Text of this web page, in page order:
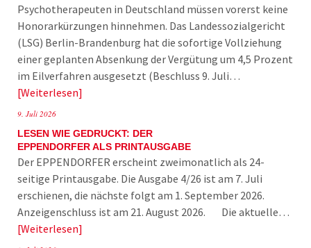
Psychotherapeuten in Deutschland müssen vorerst keine
Honorarkürzungen hinnehmen. Das Landessozialgericht
(LSG) Berlin-Brandenburg hat die sofortige Vollziehung
einer geplanten Absenkung der Vergütung um 4,5 Prozent
im Eilverfahren ausgesetzt (Beschluss 9. Juli…
Weiterlesen
9. Juli 2026
LESEN WIE GEDRUCKT: DER
EPPENDORFER ALS PRINTAUSGABE
Der EPPENDORFER erscheint zweimonatlich als 24-
seitige Printausgabe. Die Ausgabe 4/26 ist am 7. Juli
erschienen, die nächste folgt am 1. September 2026.
Anzeigenschluss ist am 21. August 2026. Die aktuelle…
Weiterlesen